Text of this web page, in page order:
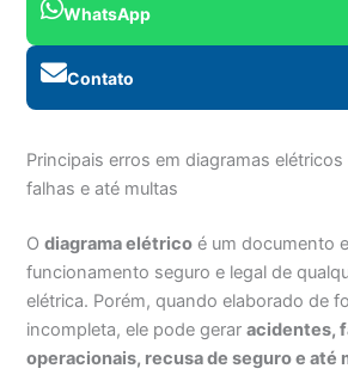
WhatsApp
Contato
Principais erros em diagramas
falhas e até multas
Odiagrama elétrico é um documento
funcionamento seguro e legal de
elétrica. Porém, quando elaborado de
incompleta, ele pode geraracidentes,
operacionais, recusa de seguro e até